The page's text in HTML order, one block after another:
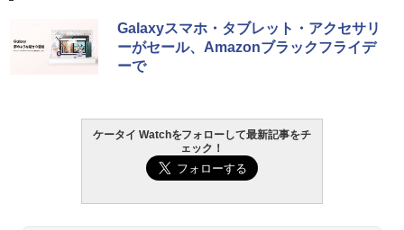
Galaxyスマホ・タブレット・アクセサリ
ーがセール、Amazonブラックフライデ
ーで
ケータイ Watchをフォローして最新記事をチ
ェック！